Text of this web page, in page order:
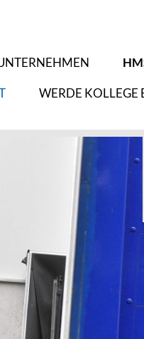
WERDE KOLLEGE